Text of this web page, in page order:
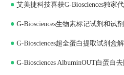
艾美捷科技喜获G-Biosciences独家
G-Biosciences生物素标记试剂和试
G-Biosciences超全蛋白提取试剂盒
G-Biosciences AlbuminOUT白蛋白